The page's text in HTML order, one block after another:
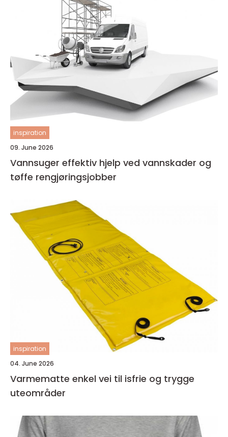
inspiration
09. June 2026
Vannsuger effektiv hjelp ved vannskader og
tøffe rengjøringsjobber
inspiration
04. June 2026
Varmematte enkel vei til isfrie og trygge
uteområder